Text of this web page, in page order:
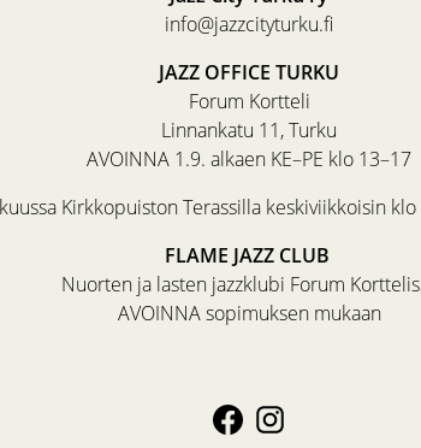
info@jazzcityturku.fi
JAZZ OFFICE TURKU
Forum Kortteli
Linnankatu 11, Turku
AVOINNA 1.9. alkaen KE–PE klo 13–17
Kirkkopuiston Terassilla keskiviikkoisin
FLAME JAZZ CLUB
Nuorten ja lasten jazzklubi Forum
AVOINNA sopimuksen mukaan